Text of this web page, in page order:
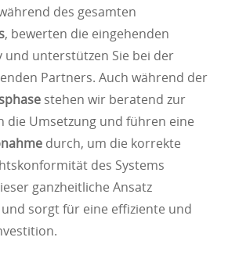
des gesamten
, bewerten die eingehenden
und unterstützen Sie bei der
Partners. Auch während der
stehen wir beratend zur
die Umsetzung und führen eine
durch, um die korrekte
des Systems
ganzheitliche Ansatz
sorgt für eine effiziente und